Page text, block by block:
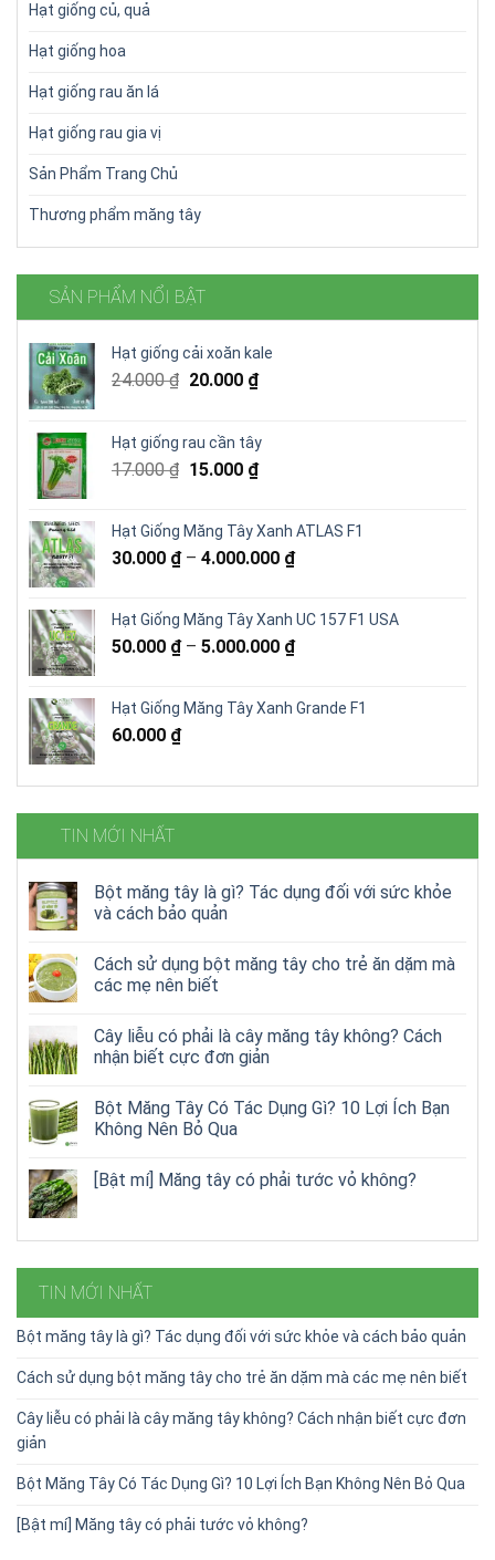
Hạt giống củ, quả
Hạt giống hoa
Hạt giống rau ăn lá
Hạt giống rau gia vị
Sản Phẩm Trang Chủ
Thương phẩm măng tây
SẢN PHẨM NỔI BẬT
Hạt giống cải xoăn kale
24.000₫ Giá
24.000 ₫.
20.000 ₫Giá
là:
20.000 ₫.
Hạt giống rau cần tây
17.000₫ Giá
17.000 ₫.
15.000 ₫Giá
là:
15.000 ₫.
Hạt Giống Măng Tây Xanh ATLAS F1
30.000 ₫– 4.000.000 ₫
Hạt Giống Măng Tây Xanh UC 157 F1 USA
50.000 ₫– 5.000.000 ₫
Hạt Giống Măng Tây Xanh Grande F1
60.000 ₫
TIN MỚI NHẤT
Bột măng tây là gì? Tác dụng đối với sức khỏe
và cách bảo quản
Cách sử dụng bột măng tây cho trẻ ăn dặm mà
các mẹ nên biết
Cây liễu có phải là cây măng tây không? Cách
nhận biết cực đơn giản
Bột Măng Tây Có Tác Dụng Gì? 10 Lợi Ích Bạn
Không Nên Bỏ Qua
[Bật mí] Măng tây có phải tước vỏ không?
TIN MỚI NHẤT
Bột măng tây là gì? Tác dụng đối với sức khỏe và cách bảo quản
Cách sử dụng bột măng tây cho trẻ ăn dặm mà các mẹ nên biết
Cây liễu có phải là cây măng tây không? Cách nhận biết cực đơn
giản
Bột Măng Tây Có Tác Dụng Gì? 10 Lợi Ích Bạn Không Nên Bỏ Qua
[Bật mí] Măng tây có phải tước vỏ không?